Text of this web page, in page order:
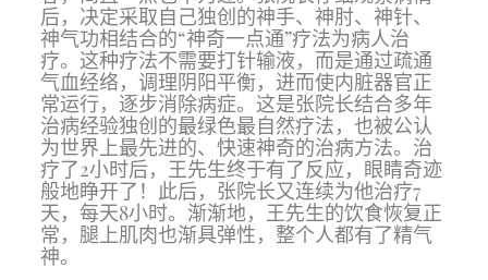
后，决定采取自己独创的神手、神肘、神针、
神气功相结合的“神奇一点通”疗法为病人治
疗。这种疗法不需要打针输液，而是通过疏通
气血经络，调理阴阳平衡，进而使内脏器官正
常运行，逐步消除病症。这是张院长结合多年
治病经验独创的最绿色最自然疗法，也被公认
为世界上最先进的、快速神奇的治病方法。 治
疗了2小时后，王先生终于有了反应，眼睛奇迹
般地睁开了！此后，张院长又连续为他治疗7
天，每天8小时。渐渐地，王先生的饮食恢复正
常，腿上肌肉也渐具弹性，整个人都有了精气
神。